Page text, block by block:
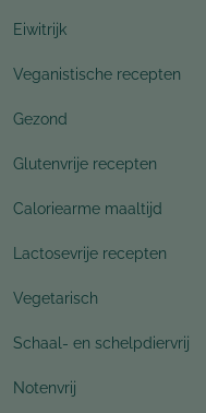
Eiwitrijk
Veganistische recepten
Gezond
Glutenvrije recepten
Caloriearme maaltijd
Lactosevrije recepten
Vegetarisch
Schaal- en schelpdiervrij
Notenvrij